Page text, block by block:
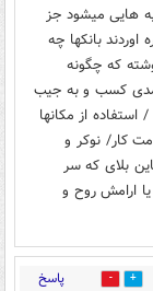
هایی میشود جز
بانکها چه
که چگونه
کسب و به جیب
از مکانها
کار/ نوکر و
بلای که سر
ارامش روح و
1 پاسخ